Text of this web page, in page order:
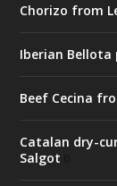
Chorizo from
Iberian Bellota
Beef Cecina
Catalan dry-
Salgot